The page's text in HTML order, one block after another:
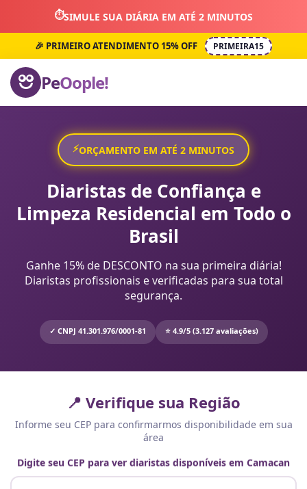
⏱️SIMULE SUA DIÁRIA EM ATÉ 2 MINUTOS
🎉 PRIMEIRO ATENDIMENTO 15% OFF PRIMEIRA15
PeOople!
⚡ORÇAMENTO EM ATÉ 2 MINUTOS
Diaristas de Confiança e
Limpeza Residencial em Todo o
Brasil
Ganhe 15% de DESCONTO na sua primeira diária!
Diaristas profissionais e verificadas para sua total
segurança.
✓ CNPJ 41.301.976/0001-81 ⭐ 4.9/5 (3.127 avaliações)
📍 Verifique sua Região
Informe seu CEP para confirmarmos disponibilidade em sua
área
Digite seu CEP para ver diaristas disponíveis em Camacan